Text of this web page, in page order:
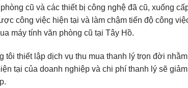
cũ và các thiết bị công nghệ đã cũ, xuống
công việc hiện tại và làm chậm tiến độ công
máy tính văn phòng cũ tại Tây Hồ.
tôi thiết lập dịch vụ thu mua thanh lý trọn đời
tại của doanh nghiệp và chi phí thanh lý sẽ